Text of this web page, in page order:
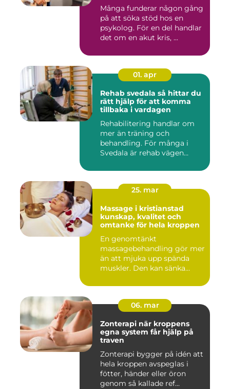
Många funderar någon gång
på att söka stöd hos en
psykolog. För en del handlar
det om en akut kris, ...
01. apr
Rehab svedala så hittar du
rätt hjälp för att komma
tillbaka i vardagen
Rehabilitering handlar om
mer än träning och
behandling. För många i
Svedala är rehab vägen
25. mar
Massage i kristianstad
kunskap, kvalitet och
omtanke för hela kroppen
En genomtänkt
massagebehandling gör mer
än att mjuka upp spända
muskler. Den kan sänka
06. mar
Zonterapi när kroppens
egna system får hjälp på
traven
Zonterapi bygger på idén att
hela kroppen avspeglas i
fötter, händer eller öron
genom så kallade ref...